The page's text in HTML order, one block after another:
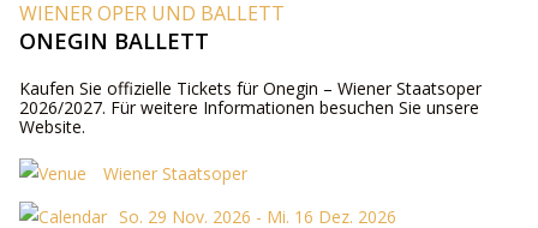
WIENER OPER UND BALLETT
ONEGIN BALLETT
Kaufen Sie offizielle Tickets für Onegin – Wiener Staatsoper
2026/2027. Für weitere Informationen besuchen Sie unsere
Website.
Wiener Staatsoper
So. 29 Nov. 2026 - Mi. 16 Dez. 2026